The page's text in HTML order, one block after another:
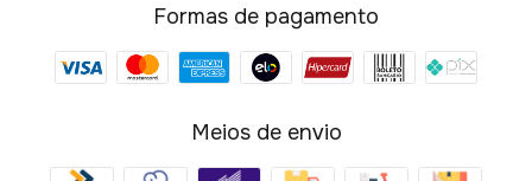
Formas de pagamento
Meios de envio